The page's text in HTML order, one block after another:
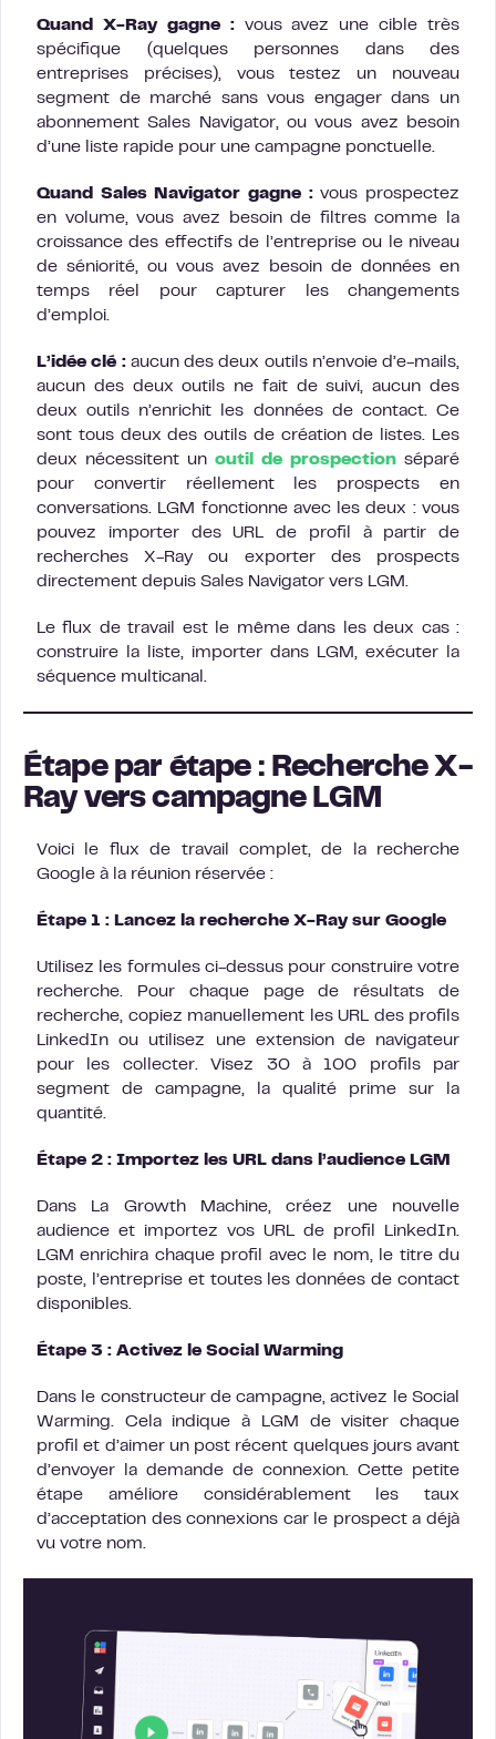
Quand X-Ray gagne :vous avez une cible très
spécifique (quelques personnes dans des
entreprises précises), vous testez un nouveau
segment de marché sans vous engager dans un
abonnement Sales Navigator, ou vous avez besoin
d’une liste rapide pour une campagne ponctuelle.
Quand Sales Navigator gagne :vous prospectez
en volume, vous avez besoin de filtres comme la
croissance des effectifs de l’entreprise ou le niveau
de séniorité, ou vous avez besoin de données en
temps réel pour capturer les changements
d’emploi.
L’idée clé :aucun des deux outils n’envoie d’e-mails,
aucun des deux outils ne fait de suivi, aucun des
deux outils n’enrichit les données de contact. Ce
sont tous deux des outils de création de listes. Les
deux nécessitent un outil de prospection séparé
pour convertir réellement les prospects en
conversations. LGM fonctionne avec les deux : vous
pouvez importer des URL de profil à partir de
recherches X-Ray ou exporter des prospects
directement depuis Sales Navigator vers LGM.
Le flux de travail est le même dans les deux cas :
construire la liste, importer dans LGM, exécuter la
séquence multicanal.
Étape par étape : Recherche X-
Ray vers campagne LGM
Voici le flux de travail complet, de la recherche
Google à la réunion réservée :
Étape 1 : Lancez la recherche X-Ray sur Google
Utilisez les formules ci-dessus pour construire votre
recherche. Pour chaque page de résultats de
recherche, copiez manuellement les URL des profils
LinkedIn ou utilisez une extension de navigateur
pour les collecter. Visez 30 à 100 profils par
segment de campagne, la qualité prime sur la
quantité.
Étape 2 : Importez les URL dans l’audience LGM
Dans La Growth Machine, créez une nouvelle
audience et importez vos URL de profil LinkedIn.
LGM enrichira chaque profil avec le nom, le titre du
poste, l’entreprise et toutes les données de contact
disponibles.
Étape 3 : Activez le Social Warming
Dans le constructeur de campagne, activez le Social
Warming. Cela indique à LGM de visiter chaque
profil et d’aimer un post récent quelques jours avant
d’envoyer la demande de connexion. Cette petite
étape améliore considérablement les taux
d’acceptation des connexions car le prospect a déjà
vu votre nom.